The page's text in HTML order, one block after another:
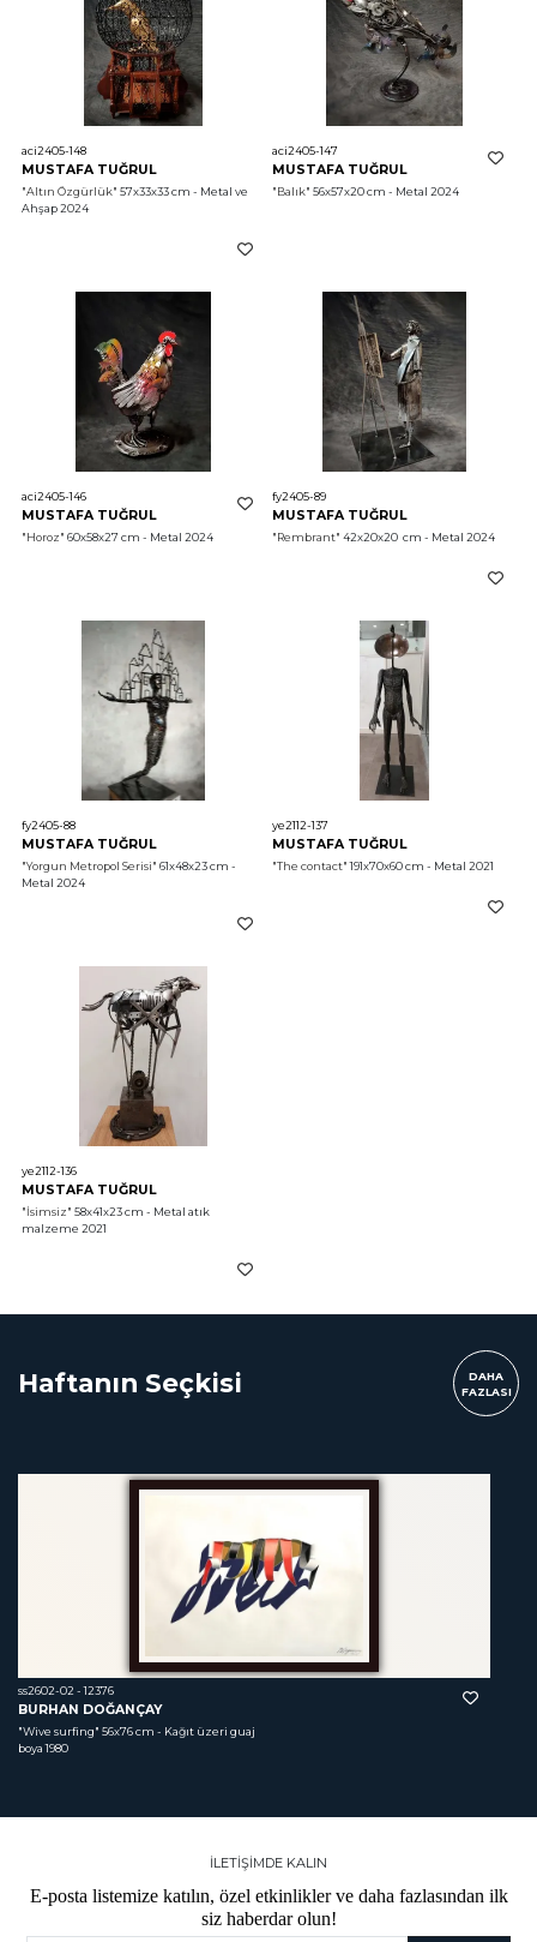
aci2405-148
MUSTAFA TUĞRUL
"Altın Özgürlük" 57x33x33 cm - Metal ve
Ahşap 2024
aci2405-147
MUSTAFA TUĞRUL
"Balık" 56x57x20 cm - Metal 2024
aci2405-146
MUSTAFA TUĞRUL
"Horoz" 60x58x27 cm - Metal 2024
fy2405-89
MUSTAFA TUĞRUL
"Rembrant" 42x20x20  cm - Metal 2024
fy2405-88
MUSTAFA TUĞRUL
"Yorgun Metropol Serisi" 61x48x23 cm -
Metal 2024
ye2112-137
MUSTAFA TUĞRUL
"The contact" 191x70x60 cm - Metal 2021
ye2112-136
MUSTAFA TUĞRUL
"İsimsiz" 58x41x23 cm - Metal atık
malzeme 2021
Haftanın Seçkisi
DAHA
FAZLASI
ss2602-02 - 12376
BURHAN DOĞANÇAY
"Wive surfing" 56x76 cm - Kağıt üzeri guaj
boya 1980
İLETİŞİMDE KALIN
E-posta listemize katılın, özel etkinlikler ve daha fazlasından ilk
siz haberdar olun!